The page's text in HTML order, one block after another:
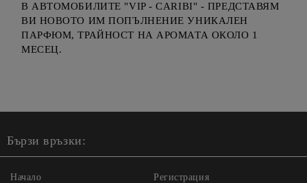
В АВТОМОБИЛИТЕ "VIP - CARIBI" - ПРЕДСТАВЯМ
ВИ НОВОТО ИМ ПОПЪЛНЕНИЕ УНИКАЛЕН
ПАРФЮМ, ТРАЙНОСТ НА АРОМАТА ОКОЛО 1
МЕСЕЦ.
Бързи връзки:
Начало Регистрация